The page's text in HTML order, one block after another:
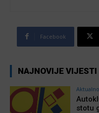
Facebook
NAJNOVIJE VIJESTI
Aktualno
stotu